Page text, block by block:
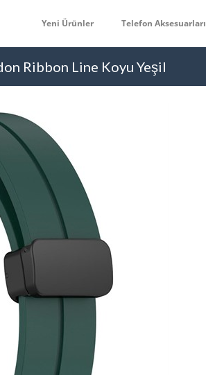
Yeni Ürünler Telefon Aksesuarları
Ribbon Line Koyu Yeşil